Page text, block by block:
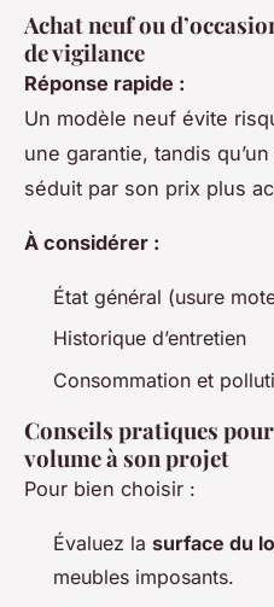
Achat neuf ou
de vigilance
Réponse rapide :
Un modèle neuf évite
une garantie, tandis
séduit par son prix plus
À considérer :
État général (usure
Historique d’entretien
Consommation et
Conseils pratiques
volume à son projet
Pour bien choisir :
Évaluez la surface du
meubles imposants.